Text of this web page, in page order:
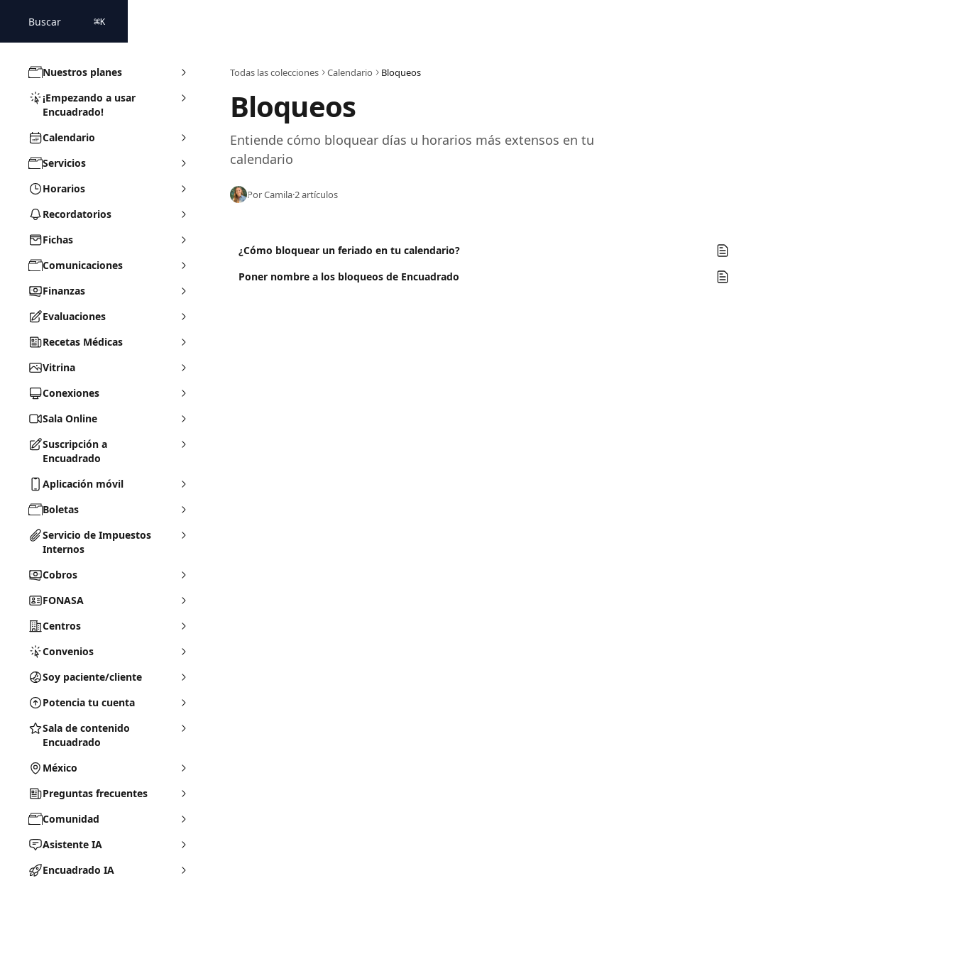
Buscar ⌘K
Nuestros planes
¡Empezando a usar
Encuadrado!
Calendario
Servicios
Horarios
Recordatorios
Fichas
Comunicaciones
Finanzas
Evaluaciones
Recetas Médicas
Vitrina
Conexiones
Sala Online
Suscripción a
Encuadrado
Aplicación móvil
Boletas
Servicio de Impuestos
Internos
Cobros
FONASA
Centros
Convenios
Soy paciente/cliente
Potencia tu cuenta
Sala de contenido
Encuadrado
México
Preguntas frecuentes
Comunidad
Asistente IA
Encuadrado IA
Todas las colecciones Calendario Bloqueos
Bloqueos
Entiende cómo bloquear días u horarios más extensos en tu
calendario
Por Camila·2 artículos
¿Cómo bloquear un feriado en tu calendario?
Poner nombre a los bloqueos de Encuadrado